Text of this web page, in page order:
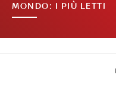
MONDO: I PIÙ LETTI